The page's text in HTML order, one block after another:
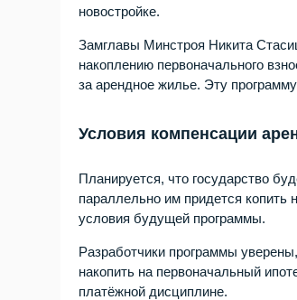
новостройке.
Замглавы Минстроя Никита
накоплению первоначального
за арендное жилье. Эту
Условия компенсации
Планируется, что государство
параллельно им придется копить
условия будущей программы.
Разработчики программы
накопить на первоначальный
платёжной дисциплине.